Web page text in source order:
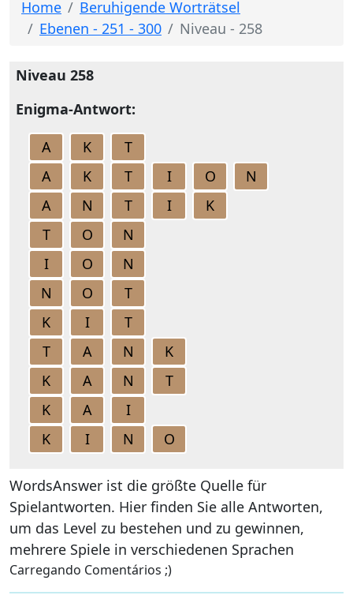
Home
Beruhigende Worträtsel
Ebenen - 251 - 300
Niveau - 258
Niveau 258
Enigma-Antwort:
A
K
T
A
K T I O
N
A
N T I
K
T
O
N
I
O
N
N
O
T
K
I
T
T
A N
K
K
A N
T
K
A
I
K
I N O
WordsAnswer ist die größte Quelle für
Spielantworten. Hier finden Sie alle Antworten,
um das Level zu bestehen und zu gewinnen,
mehrere Spiele in verschiedenen Sprachen
Carregando Comentários ;)